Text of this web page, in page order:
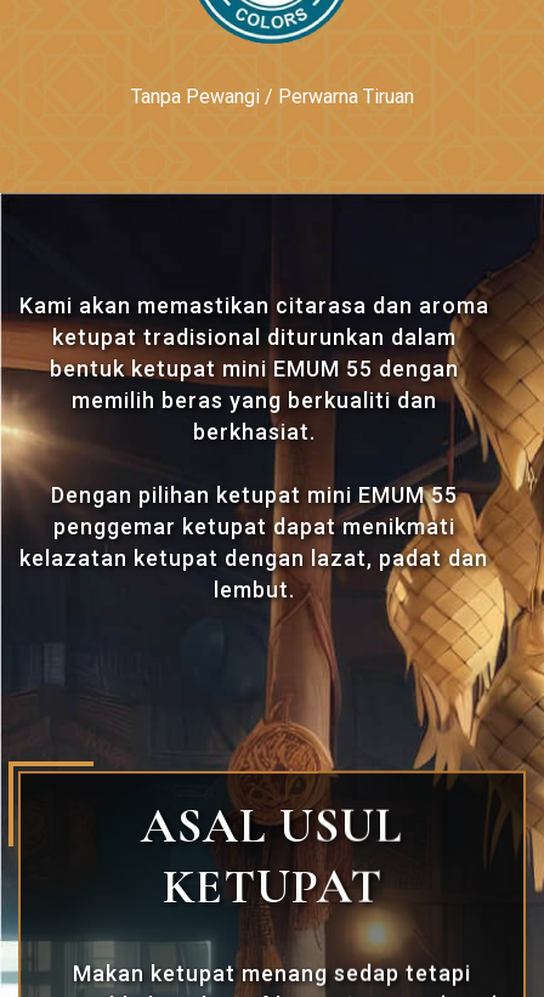
Tanpa Pewangi / Perwarna Tiruan
Kami akan memastikan citarasa dan aroma
ketupat tradisional diturunkan dalam
bentuk ketupat mini EMUM 55 dengan
memilih beras yang berkualiti dan
berkhasiat.
Dengan pilihan ketupat mini EMUM 55
penggemar ketupat dapat menikmati
kelazatan ketupat dengan lazat, padat dan
lembut.
ASAL USUL
KETUPAT
Makan ketupat menang sedap tetapi